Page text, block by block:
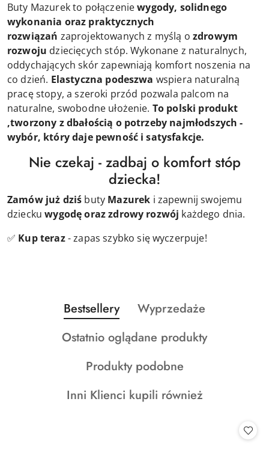
Buty Mazurek to połączeniewygody, solidnego
wykonania oraz praktycznych
rozwiązań zaprojektowanych z myślą o zdrowym
rozwoju dziecięcych stóp. Wykonane z naturalnych,
oddychających skór zapewniają komfort noszenia na
co dzień. Elastyczna podeszwa wspiera naturalną
pracę stopy, a szeroki przód pozwala palcom na
naturalne, swobodne ułożenie. To polski produkt
,tworzony z dbałością o potrzeby najmłodszych -
wybór, który daje pewność i satysfakcje.
Nie czekaj - zadbaj o komfort stóp
dziecka!
Zamów już dziś buty Mazurek i zapewnij swojemu
dzieckuwygodę oraz zdrowy rozwój każdego dnia.
✅ Kup teraz- zapas szybko się wyczerpuje!
Pomiń karuzelę produktów
Produkty
o
statusie:
Bestsellery
Produkty
statusie:
Wyprzedaże
Produkty
statusie:
Ostatnio oglądane produkty
Produkty
statusie:
Produkty podobne
Produkty
Inni Klienci kupili również